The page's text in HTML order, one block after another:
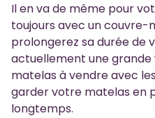
Il en va de même pour
toujours avec un couvre-
prolongerez sa durée de
actuellement une grande
matelas à vendre avec
garder votre matelas en
longtemps.